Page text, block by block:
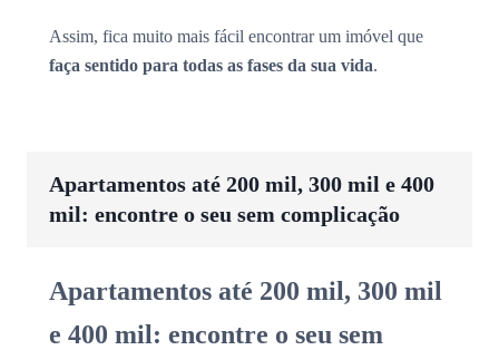
Assim, fica muito mais fácil encontrar um imóvel que
faça sentido para todas as fases da sua vida.
Apartamentos até 200 mil, 300 mil e 400
mil: encontre o seu sem complicação
Apartamentos até 200 mil, 300 mil
e 400 mil: encontre o seu sem